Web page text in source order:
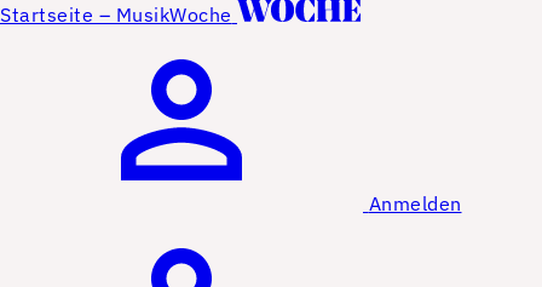
Startseite – MusikWoche
Anmelden